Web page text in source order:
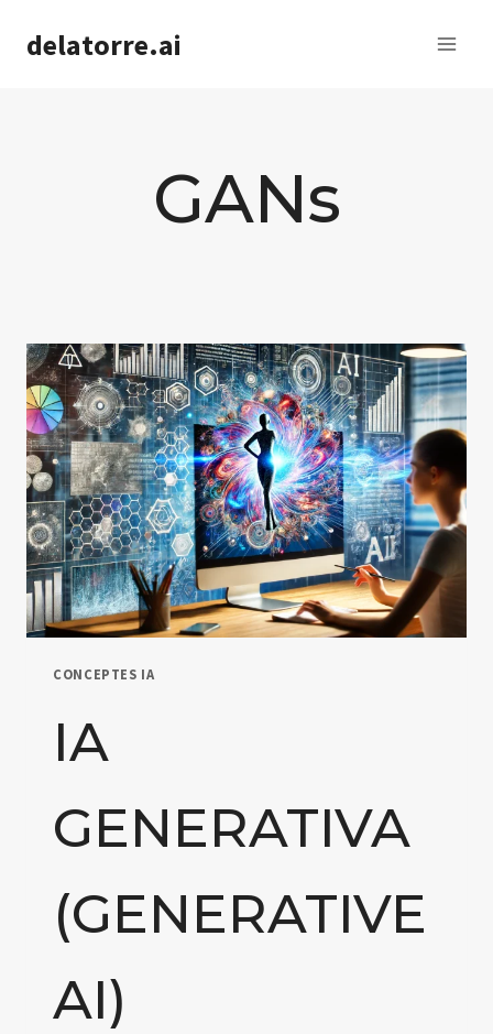
delatorre.ai
GANs
CONCEPTES IA
IA
GENERATIVA
(GENERATIVE
AI)